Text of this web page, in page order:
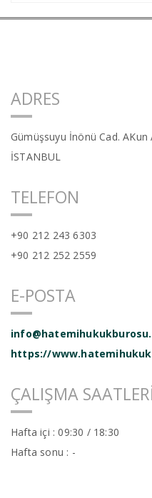
ADRES
Gümüşsuyu İnönü Cad.
İSTANBUL
TELEFON
+90 212 243 6303
+90 212 252 2559
E-POSTA
https://
ÇALIŞMA
Hafta içi : 09:30 / 18:30
Hafta sonu : -